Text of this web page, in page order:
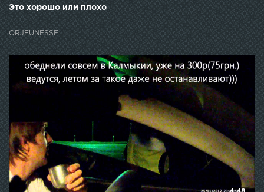
Это хорошо или плохо
ORJEUNESSE